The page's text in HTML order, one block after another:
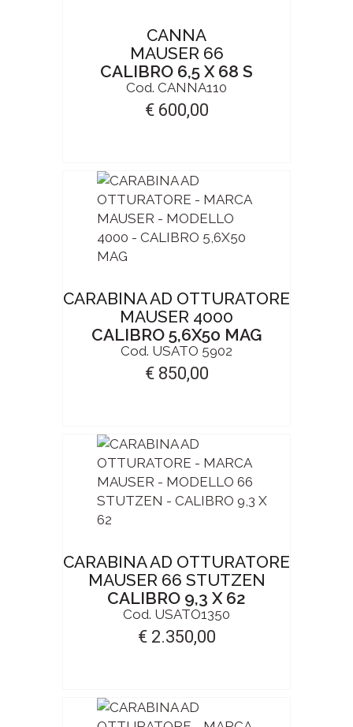
CANNA
MAUSER 66
CALIBRO 6,5 X 68 S
Cod. CANNA110
€ 600,00
CARABINA AD OTTURATORE
MAUSER 4000
CALIBRO 5,6X50 MAG
Cod. USATO 5902
€ 850,00
CARABINA AD OTTURATORE
MAUSER 66 STUTZEN
CALIBRO 9,3 X 62
Cod. USATO1350
€ 2.350,00